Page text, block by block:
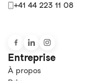
+41 44 223 11 08
Entreprise
À propos